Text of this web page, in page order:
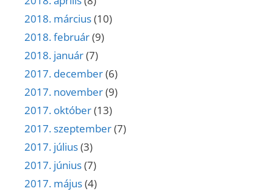
2018. március(10)
2018. február(9)
2018. január(7)
2017. december(6)
2017. november(9)
2017. október(13)
2017. szeptember(7)
2017. július(3)
2017. június(7)
2017. május(4)